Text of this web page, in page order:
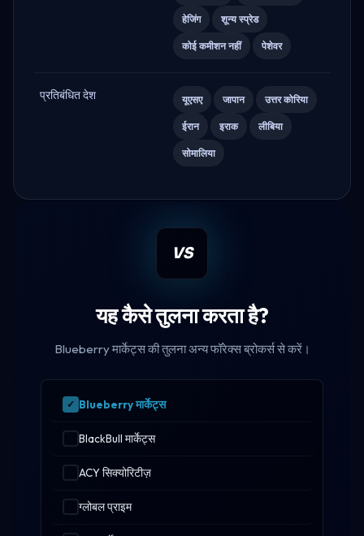
हेजिंग शून्य स्प्रेड
कोई कमीशन नहीं पेशेवर
प्रतिबंधित देश यूएसए जापान उत्तर कोरिया
ईरान इराक लीबिया
सोमालिया
VS
यह कैसे तुलना करता है?
Blueberry मार्केट्स की तुलना अन्य फॉरेक्स ब्रोकर्स से करें।
Blueberry मार्केट्स
BlackBull मार्केट्स
ACY सिक्योरिटीज़
ग्लोबल प्राइम